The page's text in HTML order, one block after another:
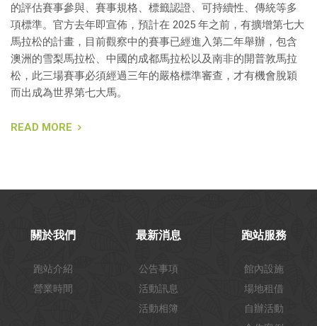
的評估賽事參與、賽事規格、標籤認證、可持續性、傳統等多
項標準。官方去年即宣佈，預計在 2025 年之前，有擴增第七大
馬拉松的計畫，目前觀察中的賽事已經進入第二年舉辦，包含
澳洲的雪梨馬拉松、中國的成都馬拉松以及南非的開普敦馬拉
松，此三場賽事必須經過三年的嚴格標準審查，才有機會脫穎
而出成為世界第七大馬。
READ MORE
關於我們
跑站介紹
營業時間
最新消息
公告事項
活動訊息
活動相簿
跑站服務
館內設施
場地租借
自辦活動